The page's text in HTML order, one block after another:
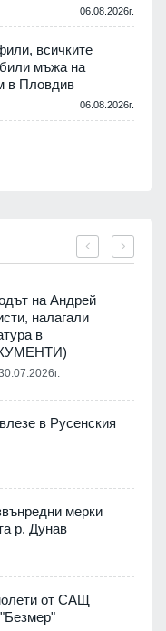
06.08.2026г.
всичките
мъжа на
в Пловдив
06.08.2026г.
на Андрей
налагали
в
в Русенския
мерки
р. Дунав
от САЩ